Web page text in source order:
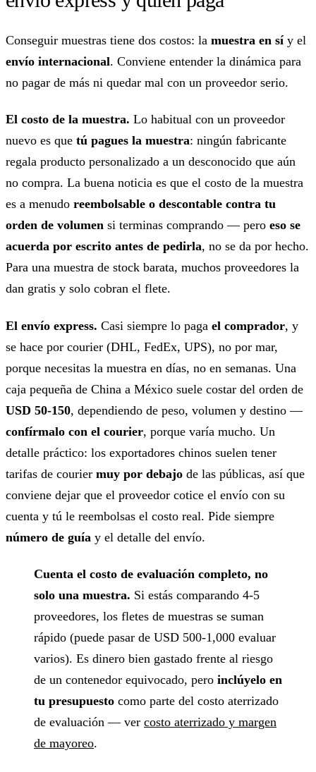
Conseguir muestras tiene dos costos: la muestra en síy el
envío internacional. Conviene entender la dinámica para
no pagar de más ni quedar mal con un proveedor serio.
El costo de la muestra. Lo habitual con un proveedor
nuevo es que tú pagues la muestra: ningún fabricante
regala producto personalizado a un desconocido que aún
no compra. La buena noticia es que el costo de la muestra
es a menudo reembolsable o descontable contra tu
orden de volumen si terminas comprando — pero eso se
acuerda por escrito antes de pedirla, no se da por hecho.
Para una muestra de stock barata, muchos proveedores la
dan gratis y solo cobran el flete.
El envío express. Casi siempre lo paga el comprador, y
se hace por courier (DHL, FedEx, UPS), no por mar,
porque necesitas la muestra en días, no en semanas. Una
caja pequeña de China a México suele costar del orden de
USD 50-150, dependiendo de peso, volumen y destino —
confírmalo con el courier, porque varía mucho. Un
detalle práctico: los exportadores chinos suelen tener
tarifas de courier muy por debajo de las públicas, así que
conviene dejar que el proveedor cotice el envío con su
cuenta y tú le reembolsas el costo real. Pide siempre
número de guía y el detalle del envío.
Cuenta el costo de evaluación completo, no
solo una muestra. Si estás comparando 4-5
proveedores, los fletes de muestras se suman
rápido (puede pasar de USD 500-1,000 evaluar
varios). Es dinero bien gastado frente al riesgo
de un contenedor equivocado, pero inclúyelo en
tu presupuesto como parte del costo aterrizado
de evaluación — ver costo aterrizado y margen
de mayoreo.